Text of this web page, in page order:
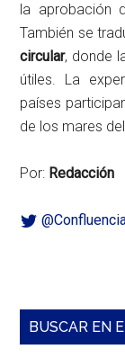
la aprobación
También se
circular, donde
útiles. La
países
de los mares
Por: Redacción
Barra
BUSCAR EN